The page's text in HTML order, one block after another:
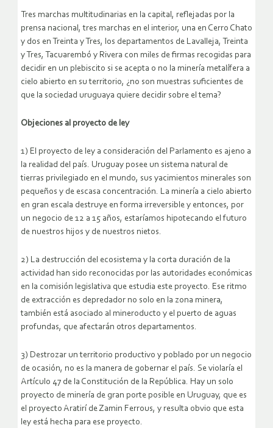
Tres marchas multitudinarias en la capital, reflejadas por la
prensa nacional, tres marchas en el interior, una en Cerro Chato
y dos en Treinta y Tres, los departamentos de Lavalleja, Treinta
y Tres, Tacuarembó y Rivera con miles de firmas recogidas para
decidir en un plebiscito si se acepta o no la minería metalífera a
cielo abierto en su territorio, ¿no son muestras suficientes de
que la sociedad uruguaya quiere decidir sobre el tema?
Objeciones al proyecto de ley
1) El proyecto de ley a consideración del Parlamento es ajeno a
la realidad del país. Uruguay posee un sistema natural de
tierras privilegiado en el mundo, sus yacimientos minerales son
pequeños y de escasa concentración. La minería a cielo abierto
en gran escala destruye en forma irreversible y entonces, por
un negocio de 12 a 15 años, estaríamos hipotecando el futuro
de nuestros hijos y de nuestros nietos.
2) La destrucción del ecosistema y la corta duración de la
actividad han sido reconocidas por las autoridades económicas
en la comisión legislativa que estudia este proyecto. Ese ritmo
de extracción es depredador no solo en la zona minera,
también está asociado al mineroducto y el puerto de aguas
profundas, que afectarán otros departamentos.
3) Destrozar un territorio productivo y poblado por un negocio
de ocasión, no es la manera de gobernar el país. Se violaría el
Artículo 47 de la Constitución de la República. Hay un solo
proyecto de minería de gran porte posible en Uruguay, que es
el proyecto Aratirí de Zamin Ferrous, y resulta obvio que esta
ley está hecha para ese proyecto.